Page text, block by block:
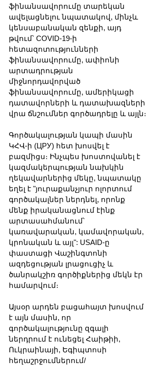
ֆինանսավորումը տարեկան
ավելացնելու նպատակով, մինչև
կենսաբանական զենքի, այդ
թվում՝ COVID-19-ի
հետազոտությունների
ֆինանսավորումը, ափիոնի
արտադրության
միջնորդավորված
ֆինանսավորումը, ամերիկացի
դատավորների և դատախազների
վրա ճնշումներ գործադրելը և այլն։
Գործակալության կապի մասին
ԿՀՎ-ի (ЦРУ) հետ խոսվել է
բազմիցս։ Ինչպես խոստովանել է
կազմակերպության նախկին
ղեկավարներից մեկը, նպատակը
եղել է "յուրաքանչյուր ոլորտում
գործակալներ ներդնել, որոնք
մենք իրականացնում էինք
արտասահմանում՝
կառավարական, կամավորական,
կրոնական և այլ": USAID-ը
փաստացի Վաշինգտոնի
ազդեցության լրացուցիչ և
ծանրակշիռ գործիքներից մեկն էր
համարվում։
Այսօր արդեն բացահայտ խոսվում
է այն մասին, որ
գործակալությունը զգալի
ներդրում է ունեցել Հաիթիի,
Ուկրաինայի, Եգիպտոսի
հեղաշրջումներում/